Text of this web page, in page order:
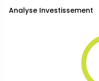
Analyse Investissement